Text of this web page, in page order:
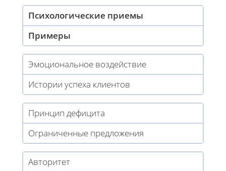
Психологические приемы
Примеры
Эмоциональное воздействие
Истории успеха клиентов
Принцип дефицита
Ограниченные предложения
Авторитет